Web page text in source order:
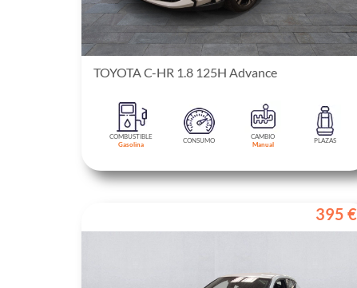
TOYOTA C-HR 1.8 125H Advance
COMBUSTIBLE
Gasolina
CONSUMO
CAMBIO
Manual
PLAZAS
395 €